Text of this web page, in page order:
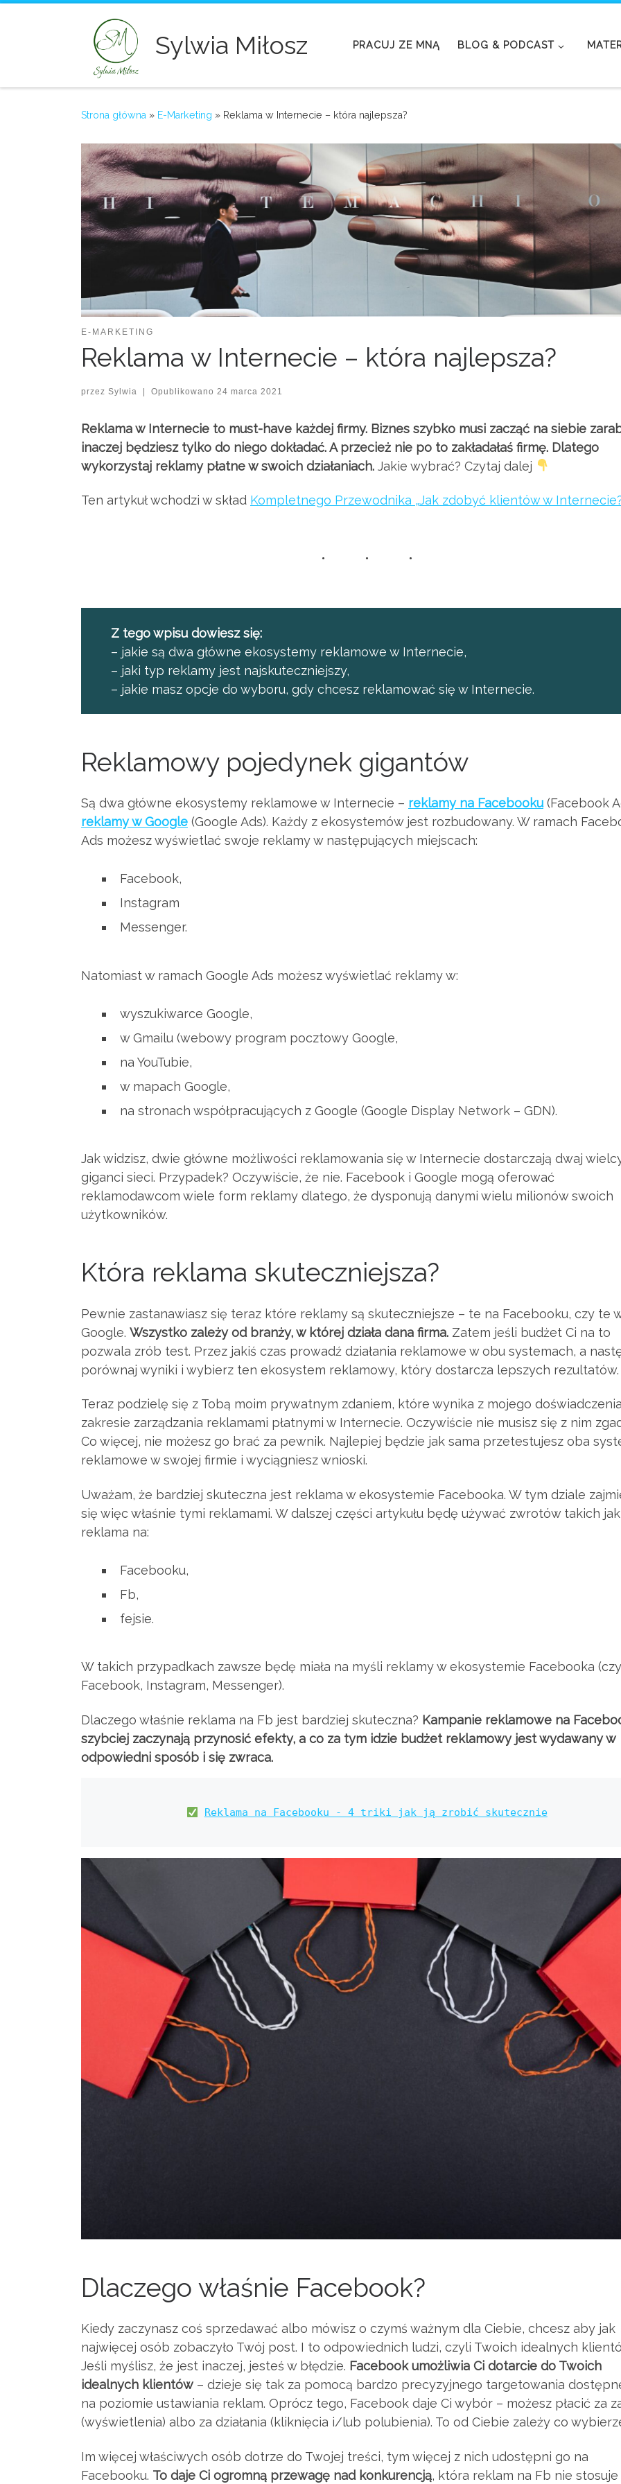
Sylwia Miłosz PRACUJ ZE MNĄ BLOG & PODCAST
Strona główna » E-Marketing » Reklama w Internecie – która najlepsza?
E-MARKETING
Reklama w Internecie – która najlepsza?
przez Sylwia | Opublikowano 24 marca 2021
Reklama w Internecie to must-have każdej firmy. Biznes szybko musi zacząć na siebie
inaczej będziesz tylko do niego dokładać. A przecież nie po to zakładałaś firmę. Dlatego
wykorzystaj reklamy płatne w swoich działaniach. Jakie wybrać? Czytaj dalej
Ten artykuł wchodzi w skład Kompletnego Przewodnika „Jak zdobyć klientów w
Z tego wpisu dowiesz się:
– jakie są dwa główne ekosystemy reklamowe w Internecie,
– jaki typ reklamy jest najskuteczniejszy,
– jakie masz opcje do wyboru, gdy chcesz reklamować się w Internecie.
Reklamowy pojedynek gigantów
Są dwa główne ekosystemy reklamowe w Internecie – reklamy na Facebooku(Facebook
reklamy w Google (Google Ads). Każdy z ekosystemów jest rozbudowany. W ramach
Ads możesz wyświetlać swoje reklamy w następujących miejscach:
Facebook,
Instagram
Messenger.
Natomiast w ramach Google Ads możesz wyświetlać reklamy w:
wyszukiwarce Google,
w Gmailu (webowy program pocztowy Google,
na YouTubie,
w mapach Google,
na stronach współpracujących z Google (Google Display Network – GDN).
Jak widzisz, dwie główne możliwości reklamowania się w Internecie dostarczają dwaj
giganci sieci. Przypadek? Oczywiście, że nie. Facebook i Google mogą oferować
reklamodawcom wiele form reklamy dlatego, że dysponują danymi wielu milionów swoich
użytkowników.
Która reklama skuteczniejsza?
Pewnie zastanawiasz się teraz które reklamy są skuteczniejsze – te na Facebooku, czy te
Google. Wszystko zależy od branży, w której działa dana firma. Zatem jeśli budżet Ci na to
pozwala zrób test. Przez jakiś czas prowadź działania reklamowe w obu systemach, a
porównaj wyniki i wybierz ten ekosystem reklamowy, który dostarcza lepszych rezultatów.
Teraz podzielę się z Tobą moim prywatnym zdaniem, które wynika z mojego
zakresie zarządzania reklamami płatnymi w Internecie. Oczywiście nie musisz się z nim
Co więcej, nie możesz go brać za pewnik. Najlepiej będzie jak sama przetestujesz oba
reklamowe w swojej firmie i wyciągniesz wnioski.
Uważam, że bardziej skuteczna jest reklama w ekosystemie Facebooka. W tym dziale
się więc właśnie tymi reklamami. W dalszej części artykułu będę używać zwrotów takich jak
reklama na:
Facebooku,
Fb,
fejsie.
W takich przypadkach zawsze będę miała na myśli reklamy w ekosystemie Facebooka
Facebook, Instagram, Messenger).
Dlaczego właśnie reklama na Fb jest bardziej skuteczna? Kampanie reklamowe na
szybciej zaczynają przynosić efekty, a co za tym idzie budżet reklamowy jest wydawany w
odpowiedni sposób i się zwraca.
Reklama na Facebooku - 4 triki jak ją zrobić skutecznie
Dlaczego właśnie Facebook?
Kiedy zaczynasz coś sprzedawać albo mówisz o czymś ważnym dla Ciebie, chcesz aby jak
najwięcej osób zobaczyło Twój post. I to odpowiednich ludzi, czyli Twoich idealnych
Jeśli myślisz, że jest inaczej, jesteś w błędzie. Facebook umożliwia Ci dotarcie do Twoich
idealnych klientów – dzieje się tak za pomocą bardzo precyzyjnego targetowania
na poziomie ustawiania reklam. Oprócz tego, Facebook daje Ci wybór – możesz płacić za
(wyświetlenia) albo za działania (kliknięcia i/lub polubienia). To od Ciebie zależy co
Im więcej właściwych osób dotrze do Twojej treści, tym więcej z nich udostępni go na
Facebooku. To daje Ci ogromną przewagę nad konkurencją, która reklam na Fb nie